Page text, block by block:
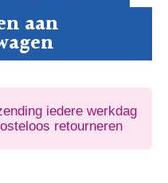
aan
iedere werkdag
retourneren